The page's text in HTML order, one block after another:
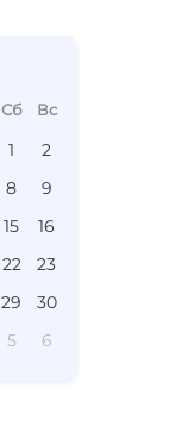
Сб Вс
1
2
8
9
15
16
22
23
29
30
5 6